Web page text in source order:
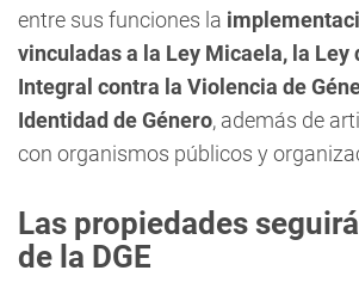
entre sus funciones la
vinculadas a la Ley Micaela, la Ley
Integral contra la Violencia de
Identidad de Género, además de
con organismos públicos y
Las propiedades
de la DGE